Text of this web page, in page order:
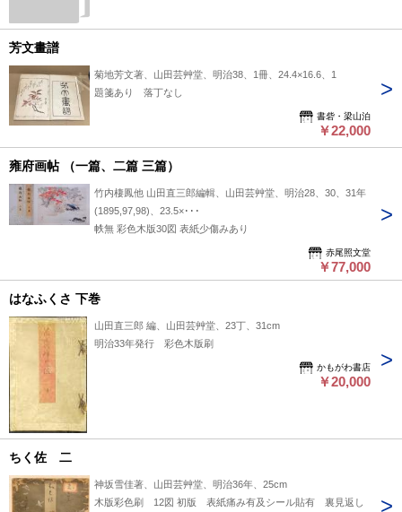
芳文畫譜
菊地芳文著、山田芸艸堂、明治38、1冊、24.4×16.6、1
題箋あり 落丁なし
書砦・梁山泊
￥22,000
雍府画帖 （一篇、二篇 三篇）
竹内棲鳳他 山田直三郎編輯、山田芸艸堂、明治28、30、31年
(1895,97,98)、23.5×･･･
帙無 彩色木版30図 表紙少傷みあり
赤尾照文堂
￥77,000
はなふくさ 下巻
山田直三郎 編、山田芸艸堂、23丁、31cm
明治33年発行 彩色木版刷
かもがわ書店
￥20,000
ちく佐 二
神坂雪佳著、山田芸艸堂、明治36年、25cm
木版彩色刷 12図 初版 表紙痛み有及シール貼有 裏見返し